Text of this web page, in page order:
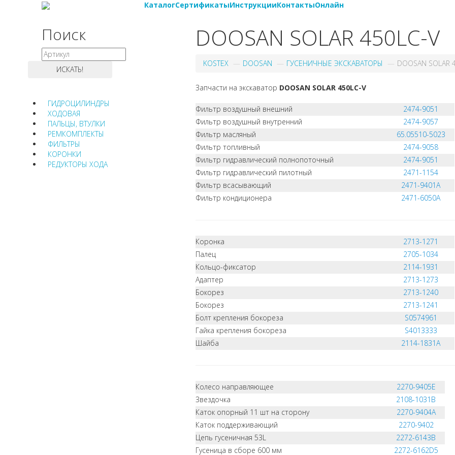
КаталогСертификатыИнструкцииКонтактыОнлайн
Поиск
ГИДРОЦИЛИНДРЫ
ХОДОВАЯ
ПАЛЬЦЫ, ВТУЛКИ
РЕМКОМПЛЕКТЫ
ФИЛЬТРЫ
КОРОНКИ
РЕДУКТОРЫ ХОДА
DOOSAN SOLAR 450LC-V
KOSTEX DOOSAN ГУСЕНИЧНЫЕ ЭКСКАВАТОРЫ DOOSAN SOLAR
Запчасти на экскаватор DOOSAN SOLAR 450LC-V
Фильтр воздушный внешний
2474-9051
Фильтр воздушный внутренний
2474-9057
Фильтр масляный
65.05510-5023
Фильтр топливный
2474-9058
Фильтр гидравлический полнопоточный
2474-9051
Фильтр гидравлический пилотный
2471-1154
Фильтр всасывающий
2471-9401A
Фильтр кондиционера
2471-6050A
Коронка
2713-1271
Палец
2705-1034
Кольцо-фиксатор
2114-1931
Адаптер
2713-1273
Бокорез
2713-1240
Бокорез
2713-1241
Болт крепления бокореза
S0574961
Гайка крепления бокореза
S4013333
Шайба
2114-1831A
Колесо направляющее
2270-9405E
Звездочка
2108-1031B
Каток опорный 11 шт на сторону
2270-9404A
Каток поддерживающий
2270-9402
Цепь гусеничная 53L
2272-6143B
Гусеница в сборе 600 мм
2272-6162D5